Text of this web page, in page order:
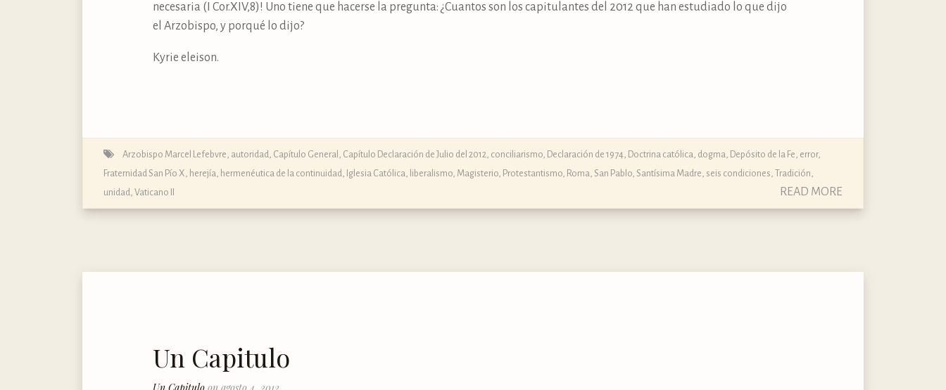
necesaria (I Cor.XIV,8)! Uno tiene que hacerse la pregunta: ¿Cuantos son los capitulantes del 2012 que han estudiado lo que dijo
el Arzobispo, y porqué lo dijo?
Kyrie eleison.
Arzobispo Marcel Lefebvre, autoridad, Capítulo General, Capítulo Declaración de Julio del 2012, conciliarismo, Declaración de 1974, Doctrina católica, dogma, Depósito de la Fe, error,
Fraternidad San Pío X, herejía, hermenéutica de la continuidad, Iglesia Católica, liberalismo, Magisterio, Protestantismo, Roma, San Pablo, Santísima Madre, seis condiciones, Tradición,
unidad, Vaticano II READ MORE
Un Capitulo